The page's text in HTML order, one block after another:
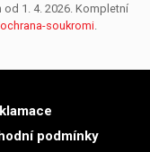
1. 4. 2026. Kompletní
soukromi.
podmínky